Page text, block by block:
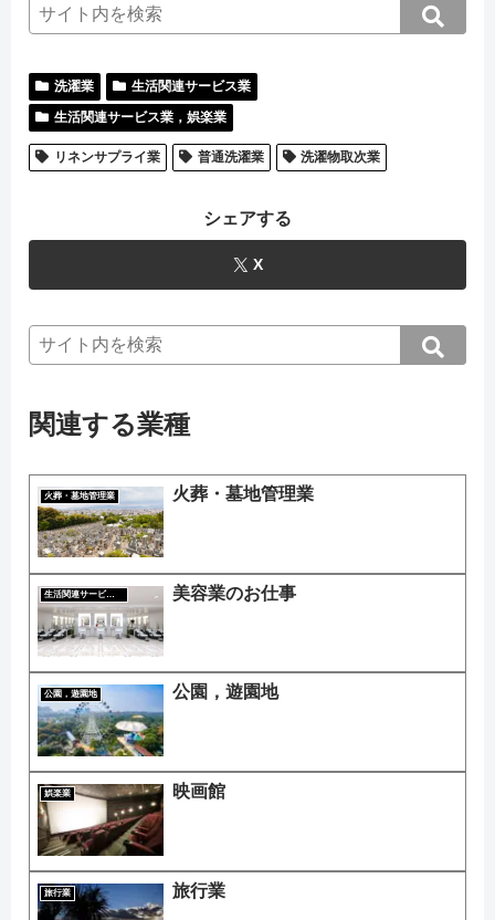
洗濯業
生活関連サービス業
生活関連サービス業，娯楽業
リネンサプライ業 普通洗濯業 洗濯物取次業
シェアする
X
関連する業種
火葬・墓地管理業 火葬・墓地管理業
生活関連サービス業 美容業のお仕事
公園，遊園地 公園，遊園地
娯楽業 映画館
旅行業 旅行業